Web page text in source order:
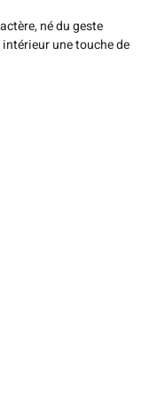
né du geste
une touche de